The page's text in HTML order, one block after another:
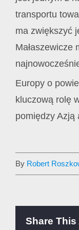
transportu
ma zwiększyć
Małaszewicze
Europy o
kluczową rolę
pomiędzy Azją
By Robert
Share This